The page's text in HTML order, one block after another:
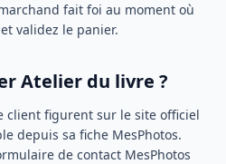
fait foi au moment où
validez le panier.
Atelier du livre ?
client figurent sur le site officiel
depuis sa fiche MesPhotos.
de contact MesPhotos